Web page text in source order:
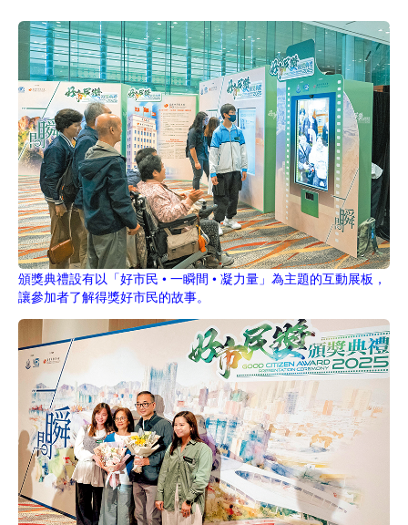
頒獎典禮設有以「好市民 • 一瞬間 • 凝力量」為主題的互動展板，
讓參加者了解得獎好市民的故事。